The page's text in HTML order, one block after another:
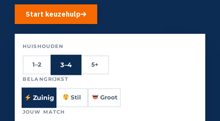
Start keuzehulp
HUISHOUDEN
1–2 3–4 5+
BELANGRIJKST
Zuinig Stil Groot
JOUW MATCH